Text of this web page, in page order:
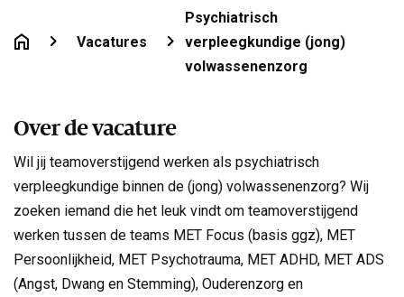
Vacatures
Psychiatrisch
verpleegkundige (jong)
volwassenenzorg
Over de vacature
Wil jij teamoverstijgend werken als psychiatrisch
verpleegkundige binnen de (jong) volwassenenzorg? Wij
zoeken iemand die het leuk vindt om teamoverstijgend
werken tussen de teams MET Focus (basis ggz), MET
Persoonlijkheid, MET Psychotrauma, MET ADHD, MET ADS
(Angst, Dwang en Stemming), Ouderenzorg en